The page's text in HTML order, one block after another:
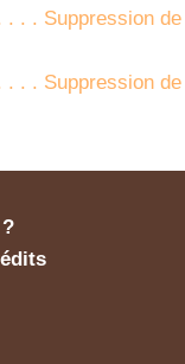
. . . Suppression de
. . . Suppression de